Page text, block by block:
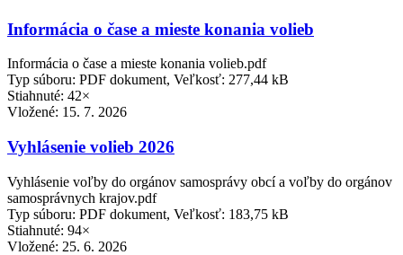
Informácia o čase a mieste konania volieb
Informácia o čase a mieste konania volieb.pdf
Typ súboru: PDF dokument, Veľkosť: 277,44 kB
Stiahnuté: 42×
Vložené: 15. 7. 2026
Vyhlásenie volieb 2026
Vyhlásenie voľby do orgánov samosprávy obcí a voľby do orgánov
samosprávnych krajov.pdf
Typ súboru: PDF dokument, Veľkosť: 183,75 kB
Stiahnuté: 94×
Vložené: 25. 6. 2026